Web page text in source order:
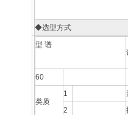
◆选型方式
型 谱
60
类质
1
2